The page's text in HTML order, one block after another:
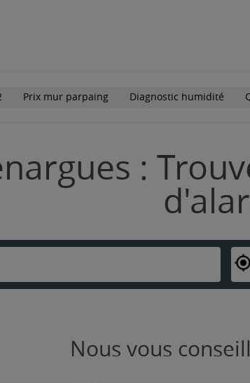
Prix mur parpaing Diagnostic humidité
:
Nous vous